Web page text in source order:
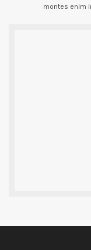
montes enim